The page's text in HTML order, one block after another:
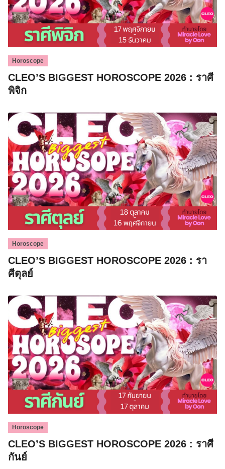
Horoscope
CLEO’S BIGGEST HOROSCOPE 2026 : ราศี
พิจิก
Horoscope
CLEO’S BIGGEST HOROSCOPE 2026 : รา
ศีตุลย์
Horoscope
CLEO’S BIGGEST HOROSCOPE 2026 : ราศี
กันย์